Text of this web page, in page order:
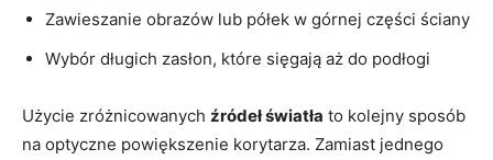
Zawieszanie obrazów lub półek w górnej części ściany
Wybór długich zasłon, które sięgają aż do podłogi
Użycie zróżnicowanych źródeł światła to kolejny sposób
na optyczne powiększenie korytarza. Zamiast jednego